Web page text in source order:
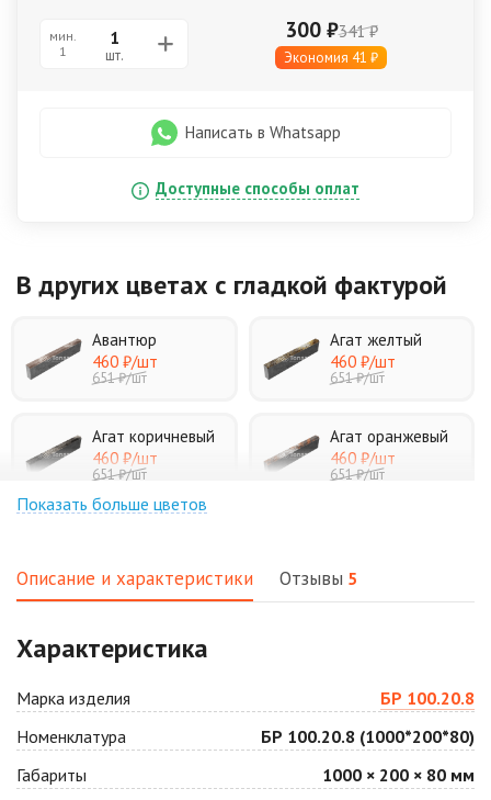
мин.
1
шт.
300 ₽341 ₽
Экономия 41 ₽
Написать в Whatsapp
Доступные способы оплат
В других цветах с гладкой фактурой
Авантюр
460 ₽/шт
651 ₽/шт
Агат желтый
460 ₽/шт
651 ₽/шт
Агат коричневый
460 ₽/шт
651 ₽/шт
Агат оранжевый
460 ₽/шт
651 ₽/шт
651 ₽/шт 651 ₽
460 ₽/шт
651 ₽
460 ₽/шт
Барселона
460 ₽/шт
Показать больше цветов
Описание и характеристики Отзывы 5
Характеристика
Марка изделия
БР 100.20.8
Номенклатура
БР 100.20.8 (1000*200*80)
Габариты
1000 × 200 × 80 мм